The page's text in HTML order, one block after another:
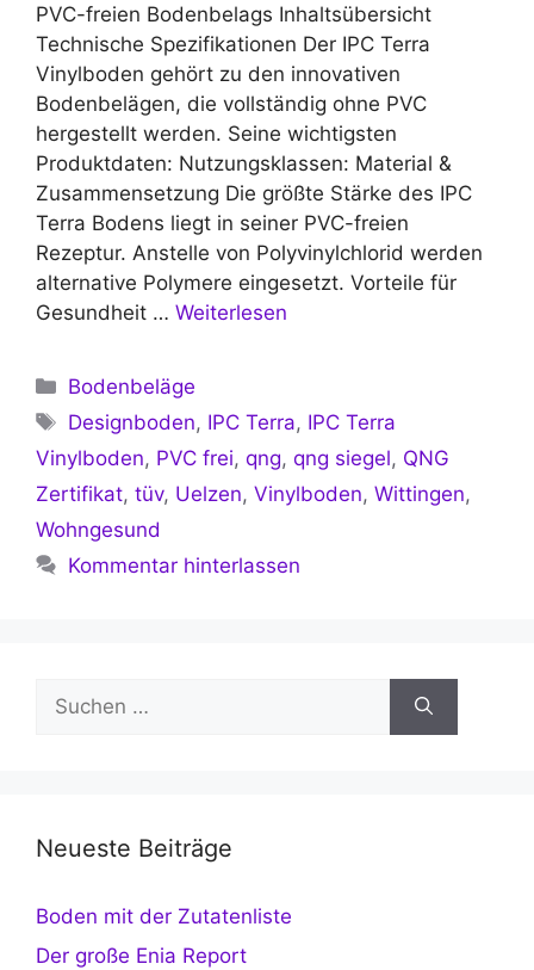
PVC-freien Bodenbelags Inhaltsübersicht
Technische Spezifikationen Der IPC Terra
Vinylboden gehört zu den innovativen
Bodenbelägen, die vollständig ohne PVC
hergestellt werden. Seine wichtigsten
Produktdaten: Nutzungsklassen: Material &
Zusammensetzung Die größte Stärke des IPC
Terra Bodens liegt in seiner PVC-freien
Rezeptur. Anstelle von Polyvinylchlorid werden
alternative Polymere eingesetzt. Vorteile für
Gesundheit … Weiterlesen
Kategorien
Bodenbeläge
Schlagwörter
Designboden, IPC Terra, IPC Terra
Vinylboden, PVC frei, qng, qng siegel, QNG
Zertifikat, tüv, Uelzen, Vinylboden, Wittingen,
Wohngesund
Kommentar hinterlassen
nach:
Neueste Beiträge
Boden mit der Zutatenliste
Der große Enia Report